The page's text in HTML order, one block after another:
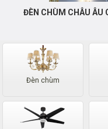
ĐÈN CHÙM CHÂU ÂU
Đèn chùm